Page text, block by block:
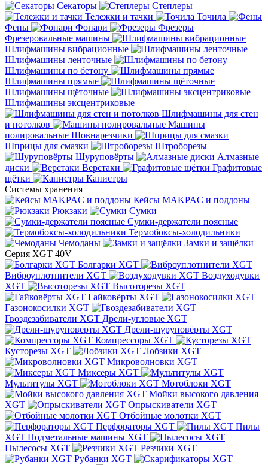
Секаторы
Степлеры
Тележки и тачки
Точила
Фены
Фонари
Фрезеры
Фрезеровальные машины
Шлифмашины вибрационные
Шлифмашины ленточные
Шлифмашины по бетону
Шлифмашины прямые
Шлифмашины щёточные
Шлифмашины эксцентриковые
Шлифмашины для стен
и потолков
Машины
полировальные Шовнарезчики
Шприцы для смазки
Штроборезы
Шуруповёрты
Алмазные
диски
Верстаки
Графитовые
щётки
Канистры
Системы хранения
Кейсы MAKPAC и поддоны
Рюкзаки
Сумки
Сумки-держатели поясные
Термобоксы-холодильники
Чемоданы
Замки и защёлки
Серия XGT 40V
Болгарки XGT
Виброуплотнители XGT
Воздуходувки
XGT
Высоторезы XGT
Гайковёрты XGT
Газонокосилки XGT
Гвоздезабиватели XGT Дрели-угловые XGT
Дрели-шуруповёрты XGT
Компрессоры XGT
Кусторезы XGT
Лобзики XGT
Микроволновки XGT
Миксеры XGT
Мультитулы XGT
Мотоблоки XGT
Мойки высокого давления
XGT
Опрыскиватели XGT
Отбойные молотки XGT
Перфораторы XGT
Пилы
XGT Подметальные машины XGT
Пылесосы XGT
Резчики XGT
Рубанки XGT